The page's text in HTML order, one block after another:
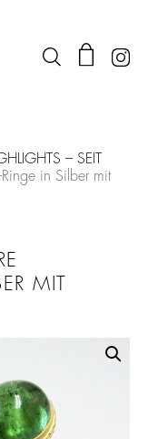
– SEIT
in Silber mit
F
MIT G